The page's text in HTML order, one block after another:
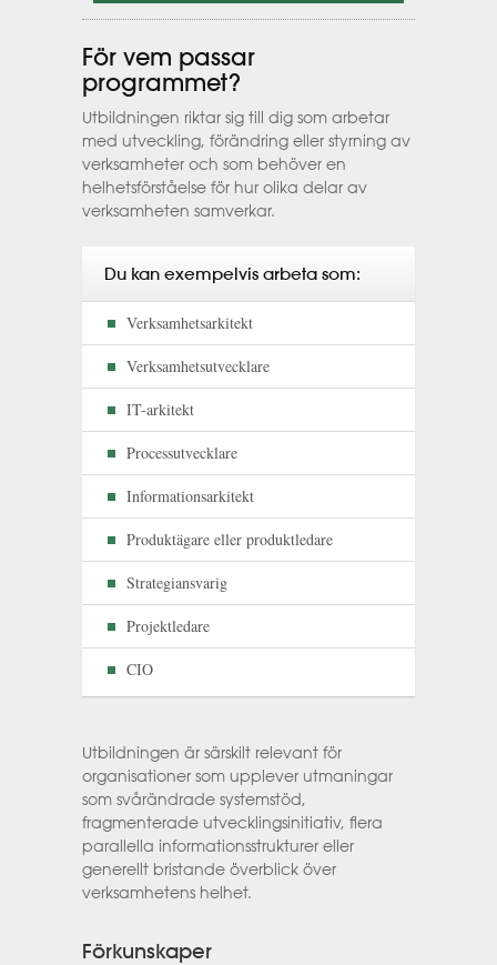
För vem passar
programmet?
Utbildningen riktar sig till dig som arbetar
med utveckling, förändring eller styrning av
verksamheter och som behöver en
helhetsförståelse för hur olika delar av
verksamheten samverkar.
Du kan exempelvis arbeta som:
Verksamhetsarkitekt
Verksamhetsutvecklare
IT-arkitekt
Processutvecklare
Informationsarkitekt
Produktägare eller produktledare
Strategiansvarig
Projektledare
CIO
Utbildningen är särskilt relevant för
organisationer som upplever utmaningar
som svårändrade systemstöd,
fragmenterade utvecklingsinitiativ, flera
parallella informationsstrukturer eller
generellt bristande överblick över
verksamhetens helhet.
Förkunskaper